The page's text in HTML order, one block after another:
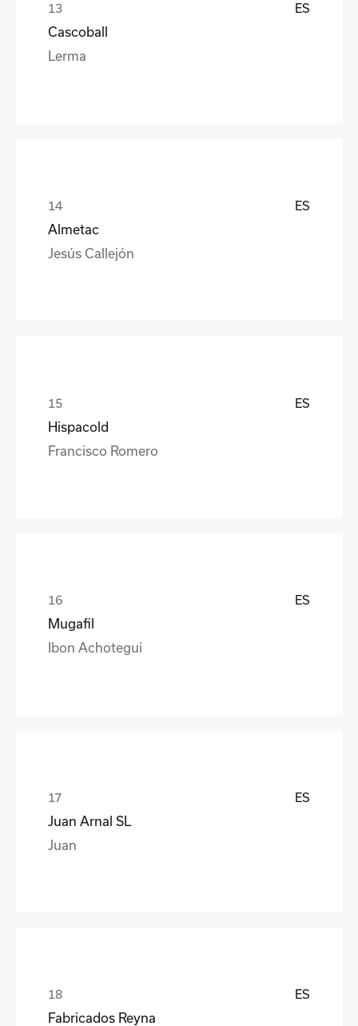
ES
Cascoball
Lerma
ES
Almetac
Jesús Callejón
ES
Hispacold
Francisco Romero
ES
Mugafil
Ibon Achotegui
ES
Juan Arnal SL
Juan
ES
Fabricados Reyna